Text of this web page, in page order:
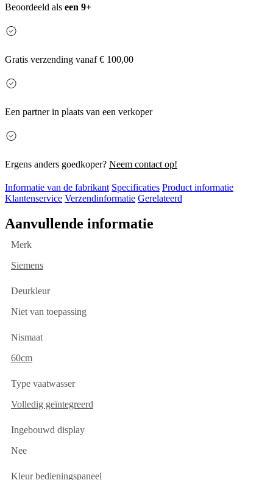
Beoordeeld als een 9+
Gratis verzending vanaf € 100,00
Een partner in plaats van een verkoper
Ergens anders goedkoper? Neem contact op!
Informatie van de fabrikant Specificaties Product informatie
Klantenservice Verzendinformatie Gerelateerd
Aanvullende informatie
Merk
Siemens
Deurkleur
Niet van toepassing
Nismaat
60cm
Type vaatwasser
Volledig geïntegreerd
Ingebouwd display
Nee
Kleur bedieningspaneel